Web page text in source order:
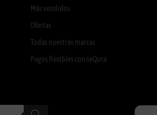
Más vendidos
Ofertas
Todas nuestras marcas
Pagos flexibles con seQura